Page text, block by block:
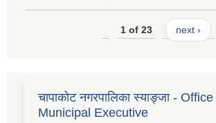
1 of 23 next ›
चापाकोट नगरपालिका स्याङ्जा -
Municipal Executive